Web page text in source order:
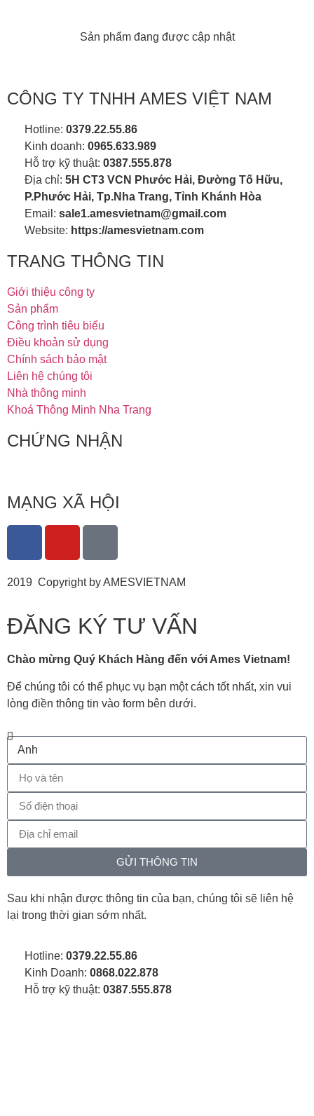
Sản phẩm đang được cập nhật
CÔNG TY TNHH AMES VIỆT NAM
Hotline: 0379.22.55.86
Kinh doanh: 0965.633.989
Hỗ trợ kỹ thuật: 0387.555.878
Địa chỉ: 5H CT3 VCN Phước Hải, Đường Tố Hữu,
P.Phước Hải, Tp.Nha Trang, Tỉnh Khánh Hòa
Email: sale1.amesvietnam@gmail.com
Website: https://amesvietnam.com
TRANG THÔNG TIN
Giới thiệu công ty
Sản phẩm
Công trình tiêu biểu
Điều khoản sử dụng
Chính sách bảo mật
Liên hệ chúng tôi
Nhà thông minh
Khoá Thông Minh Nha Trang
CHỨNG NHẬN
MẠNG XÃ HỘI
2019 Copyright by AMESVIETNAM
ĐĂNG KÝ TƯ VẤN
Chào mừng Quý Khách Hàng đến với Ames Vietnam!
Để chúng tôi có thể phục vụ bạn một cách tốt nhất, xin vui
lòng điền thông tin vào form bên dưới.
GỬI THÔNG TIN
Sau khi nhận được thông tin của bạn, chúng tôi sẽ liên hệ
lại trong thời gian sớm nhất.
Hotline: 0379.22.55.86
Kinh Doanh: 0868.022.878
Hỗ trợ kỹ thuật: 0387.555.878